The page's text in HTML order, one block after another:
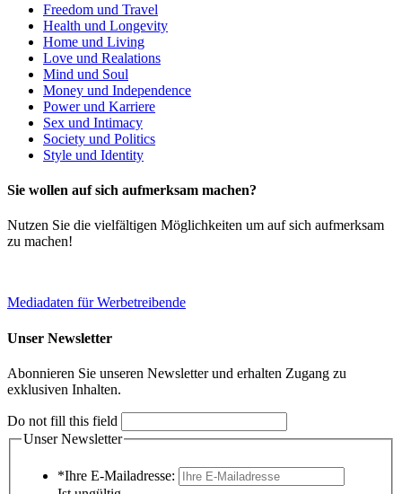
Freedom und Travel
Health und Longevity
Home und Living
Love und Realations
Mind und Soul
Money und Independence
Power und Karriere
Sex und Intimacy
Society und Politics
Style und Identity
Sie wollen auf sich aufmerksam machen?
Nutzen Sie die vielfältigen Möglichkeiten um auf sich aufmerksam
zu machen!
Mediadaten für Werbetreibende
Unser Newsletter
Abonnieren Sie unseren Newsletter und erhalten Zugang zu
exklusiven Inhalten.
Do not fill this field
Unser Newsletter
*Ihre E-Mailadresse: